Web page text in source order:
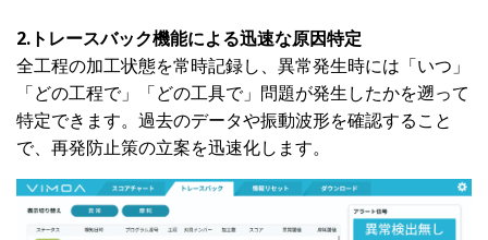
2.トレースバック機能による迅速な原因特定
全工程の加工状態を常時記録し、異常発生時には「いつ」
「どの工程で」「どの工具で」問題が発生したかを遡って
特定できます。過去のデータや振動波形を確認すること
で、再発防止策の立案を迅速化します。